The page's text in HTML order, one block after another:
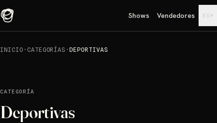
Shows Vendedores ES ▾
INICIO · CATEGORÍAS ·DEPORTIVAS
CATEGORÍA
Deportivas